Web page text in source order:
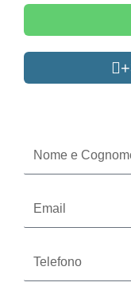
Cognome